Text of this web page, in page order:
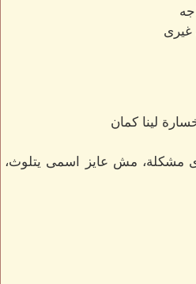
لينا كمان
مشكلة، مش عايز اسمى يتلوث،